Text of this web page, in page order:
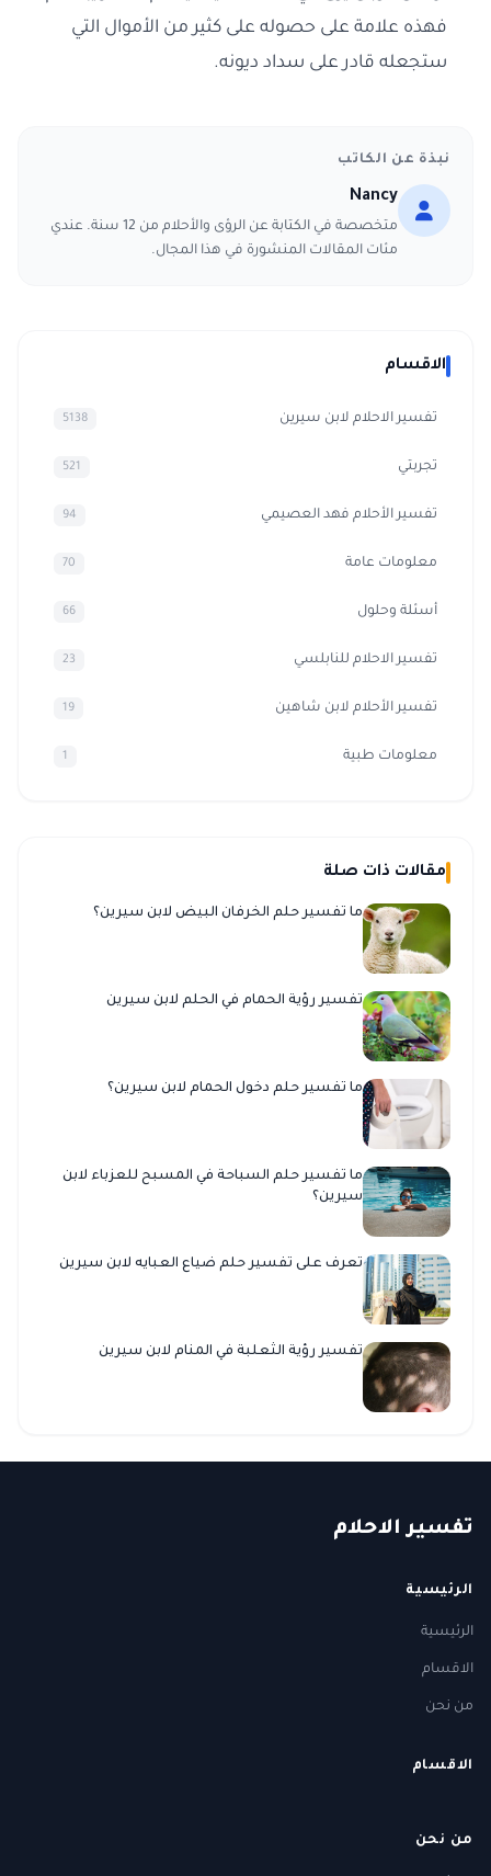
فهذه علامة على حصوله على كثير من الأموال التي
ستجعله قادر على سداد ديونه.
نبذة عن الكاتب
Nancy
متخصصة في الكتابة عن الرؤى والأحلام من 12 سنة. عندي
مئات المقالات المنشورة في هذا المجال.
الاقسام
تفسير الاحلام لابن سيرين 5138
تجربتي 521
تفسير الأحلام فهد العصيمي 94
معلومات عامة 70
أسئلة وحلول 66
تفسير الاحلام للنابلسي 23
تفسير الأحلام لابن شاهين 19
معلومات طبية 1
مقالات ذات صلة
ما تفسير حلم الخرفان البيض لابن سيرين؟
تفسير رؤية الحمام في الحلم لابن سيرين
ما تفسير حلم دخول الحمام لابن سيرين؟
ما تفسير حلم السباحة في المسبح للعزباء لابن
سيرين؟
تعرف على تفسير حلم ضياع العبايه لابن سيرين
تفسير رؤية الثعلبة في المنام لابن سيرين
تفسير الاحلام
الرئيسية
الرئيسية
الاقسام
من نحن
الاقسام
من نحن